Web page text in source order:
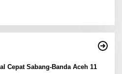
Cepat Sabang-Banda Aceh 11